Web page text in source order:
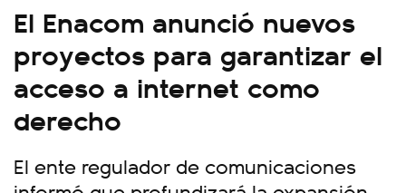
El Enacom anunció nuevos
proyectos para garantizar el
acceso a internet como
derecho
El ente regulador de comunicaciones